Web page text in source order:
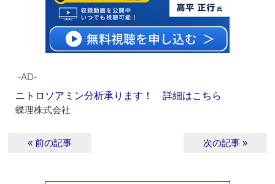
‐AD‐
ニトロソアミン分析承ります！ 詳細はこちら
蝶理株式会社
« 前の記事 次の記事 »